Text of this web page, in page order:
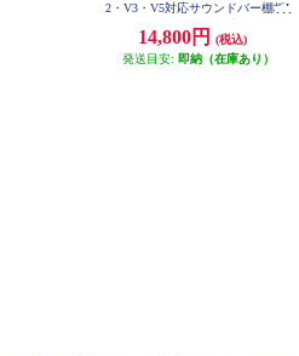
2・V3・V5対応サウンドバー棚板L
5000151
14,800円
(税込)
発送目安: 即納（在庫あり）